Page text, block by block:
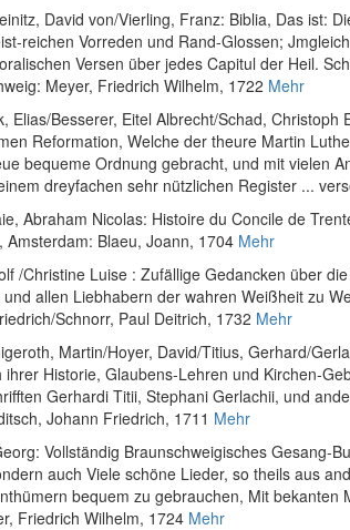
David von/Vierling, Franz: Biblia, Das ist:
reichen Vorreden und Rand-Glossen;
Versen über jedes Capitul der Heil.
Meyer, Friedrich Wilhelm, 1722 Mehr
Elias/Besserer, Eitel Albrecht/Schad, Christoph
Reformation, Welche der theure Martin
bequeme Ordnung gebracht, und mit vielen
dreyfachen sehr nützlichen Register ...
Abraham Nicolas: Histoire du Concile de
, Amsterdam: Blaeu, Joann, 1704 Mehr
/Christine Luise : Zufällige Gedancken über
allen Liebhabern der wahren Weißheit zu
Schnorr, Paul Deitrich, 1732 Mehr
Martin/Hoyer, David/Titius, Gerhard/
Historie, Glaubens-Lehren und Kirchen-
Gerhardi Titii, Stephani Gerlachii, und
Johann Friedrich, 1711 Mehr
: Vollständig Braunschweigisches Gesang-
auch Viele schöne Lieder, so theils aus
bequem zu gebrauchen, Mit
Friedrich Wilhelm, 1724 Mehr